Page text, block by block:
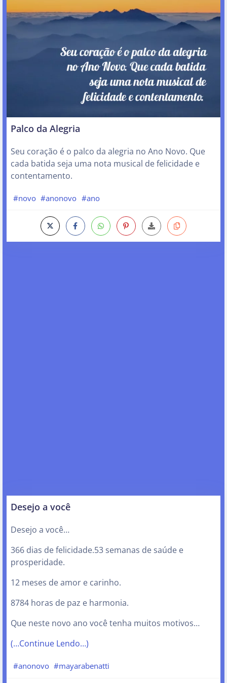
Palco da Alegria
Seu coração é o palco da alegria no Ano Novo. Que
cada batida seja uma nota musical de felicidade e
contentamento.
#novo #anonovo #ano
Desejo a você
Desejo a você…
366 dias de felicidade.53 semanas de saúde e
prosperidade.
12 meses de amor e carinho.
8784 horas de paz e harmonia.
Que neste novo ano você tenha muitos motivos…
(…Continue Lendo…)
#anonovo #mayarabenatti